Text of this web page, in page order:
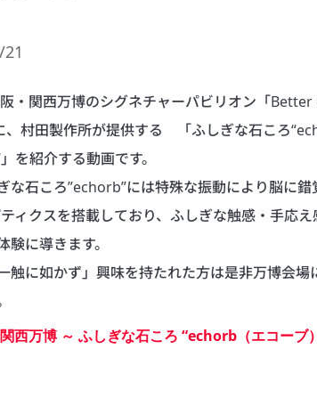
・関西万博のシグネチャーパビリオン「Better
、村田製作所が提供する　「ふしぎな石ころ
を紹介する動画です。
な石ころ”echorb”には特殊な振動により脳に錯
ィクスを搭載しており、ふしぎな触感・手応
験に導きます。
触に如かず」興味を持たれた方は是非万博会場
西万博 ～ ふしぎな石ころ “echorb（エコーブ